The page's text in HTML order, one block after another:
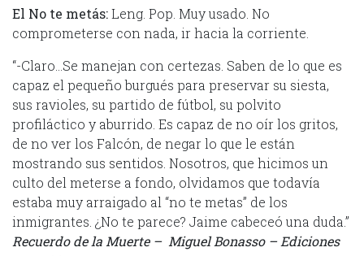
El No te metás:Leng. Pop. Muy usado. No
comprometerse con nada, ir hacia la corriente.
“-Claro…Se manejan con certezas. Saben de lo que es
capaz el pequeño burgués para preservar su siesta,
sus ravioles, su partido de fútbol, su polvito
profiláctico y aburrido. Es capaz de no oír los gritos,
de no ver los Falcón, de negar lo que le están
mostrando sus sentidos. Nosotros, que hicimos un
culto del meterse a fondo, olvidamos que todavía
estaba muy arraigado al “no te metas” de los
inmigrantes. ¿No te parece? Jaime cabeceó una duda.”
Recuerdo de la Muerte – Miguel Bonasso – Ediciones